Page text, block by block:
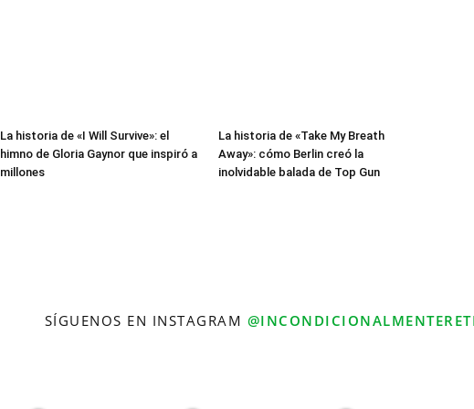
La historia de «I Will Survive»: el
himno de Gloria Gaynor que inspiró a
millones
La historia de «Take My Breath
Away»: cómo Berlin creó la
inolvidable balada de Top Gun
SÍGUENOS EN INSTAGRAM